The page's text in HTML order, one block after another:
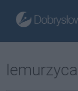
lemurzyca